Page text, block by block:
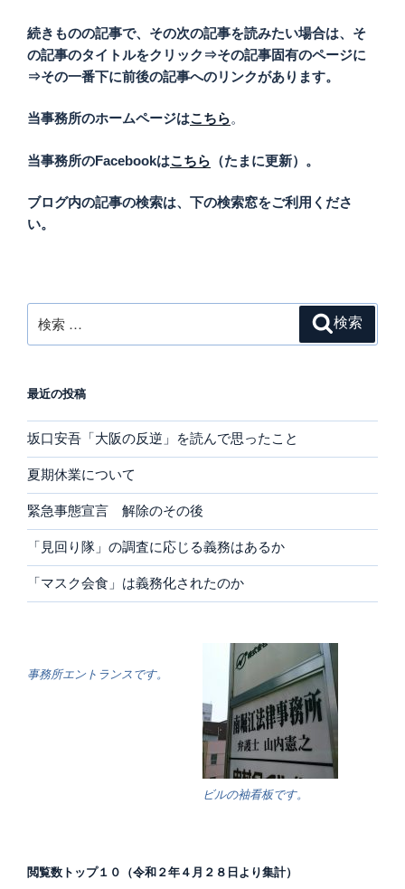
続きものの記事で、その次の記事を読みたい場合は、そ
の記事のタイトルをクリック⇒その記事固有のページに
⇒その一番下に前後の記事へのリンクがあります。
当事務所のホームページはこちら。
当事務所のFacebookはこちら （たまに更新）。
ブログ内の記事の検索は、下の検索窓をご利用くださ
い。
索:
検索
最近の投稿
坂口安吾「大阪の反逆」を読んで思ったこと
夏期休業について
緊急事態宣言 解除のその後
「見回り隊」の調査に応じる義務はあるか
「マスク会食」は義務化されたのか
事務所エントランスです。
ビルの袖看板です。
閲覧数トップ１０（令和２年４月２８日より集計）